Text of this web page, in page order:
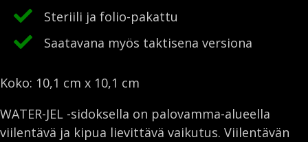
sidepakkaus
palovammojen
Steriili ja folio-pakattu
Saatavana myös taktisena versiona
Koko: 10,1 cm x 10,1 cm
WATER-JEL -sidoksella on palovamma-alueella
viilentävä ja kipua lievittävä vaikutus. Viilentävän